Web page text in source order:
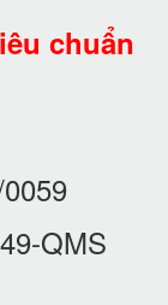
chuẩn
QMS